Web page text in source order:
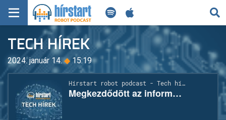
KERESÉS
KEZDŐLAP
FRISS HÍREK
TECH HÍREK
FILM-ZENE-SZÓRAKOZÁS
TECH HÍREK
2024. január 14.◆ 15:19